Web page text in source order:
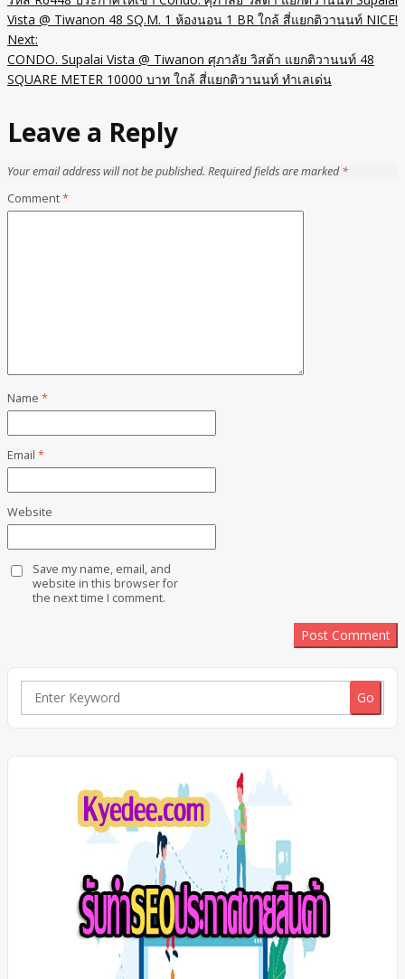
navigation
Vista @ Tiwanon 48 SQ.M. 1 ห้องนอน 1 BR ใกล้ สี่แยกติวานนท์ NICE!
Next:
CONDO. Supalai Vista @ Tiwanon ศุภาลัย วิสต้า แยกติวานนท์ 48
SQUARE METER 10000 บาท ใกล้ สี่แยกติวานนท์ ทำเลเด่น
Leave a Reply
Your email address will not be published. Required fields are marked*
Comment*
Name *
Email *
Website
Save my name, email, and
website in this browser for
the next time I comment.
Search